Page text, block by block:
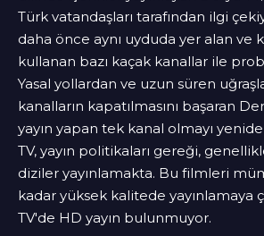
Türk vatandaşları tarafından ilgi
daha önce aynı uyduda yer alan ve
kullanan bazı kaçak kanallar ile
Yasal yollardan ve uzun süren
kanalların kapatılmasını başaran
yayın yapan tek kanal olmayı
TV, yayın politikaları gereği,
diziler yayınlamakta. Bu filmleri
kadar yüksek kalitede yayınlamaya
TV'de HD yayın bulunmuyor.